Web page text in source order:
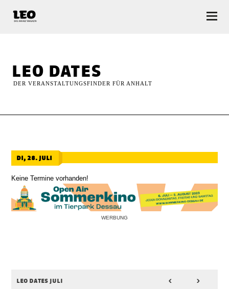
leo dates
DER VERANSTALTUNGSFINDER FÜR ANHALT
di, 28. juli
Keine Termine vorhanden!
WERBUNG
leo dates juli < >